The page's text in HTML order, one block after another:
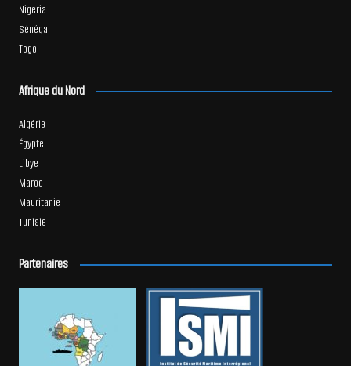
Nigeria
Sénégal
Togo
Afrique du Nord
Algérie
Égypte
Libye
Maroc
Mauritanie
Tunisie
Partenaires